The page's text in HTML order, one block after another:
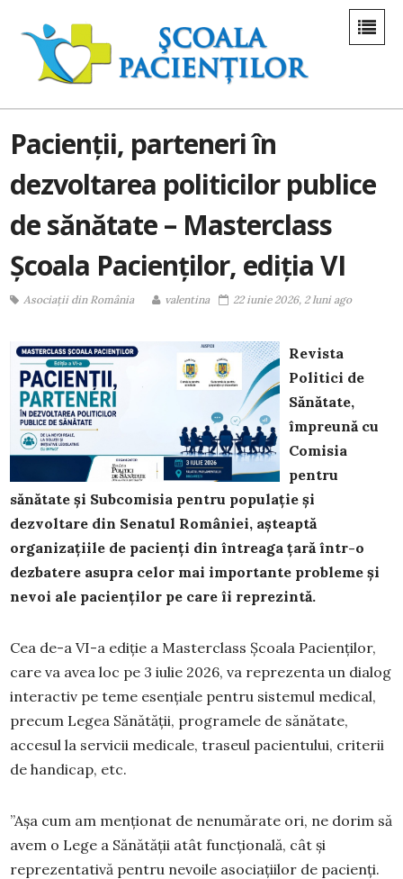
Pacienții, parteneri în
dezvoltarea politicilor publice
de sănătate – Masterclass
Școala Pacienților, ediția VI
Asociații din România valentina 22 iunie 2026, 2 luni ago
Revista
Politici de
Sănătate,
împreună cu
Comisia
pentru
sănătate și Subcomisia pentru populație și
dezvoltare din Senatul României, așteaptă
organizațiile de pacienți din întreaga țară într-o
dezbatere asupra celor mai importante probleme și
nevoi ale pacienților pe care îi reprezintă.
Cea de-a VI-a ediție a Masterclass Școala Pacienților,
care va avea loc pe 3 iulie 2026, va reprezenta un dialog
interactiv pe teme esențiale pentru sistemul medical,
precum Legea Sănătății, programele de sănătate,
accesul la servicii medicale, traseul pacientului, criterii
de handicap, etc.
”Așa cum am menționat de nenumărate ori, ne dorim să
avem o Lege a Sănătății atât funcțională, cât și
reprezentativă pentru nevoile asociațiilor de pacienți.